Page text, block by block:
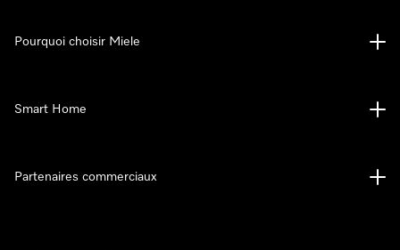
Pourquoi choisir Miele
Smart Home
Partenaires commerciaux